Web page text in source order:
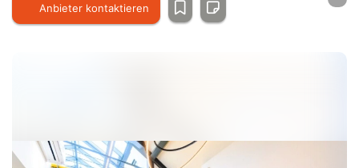
Anbieter kontaktieren